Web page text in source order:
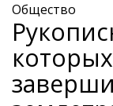
Общество